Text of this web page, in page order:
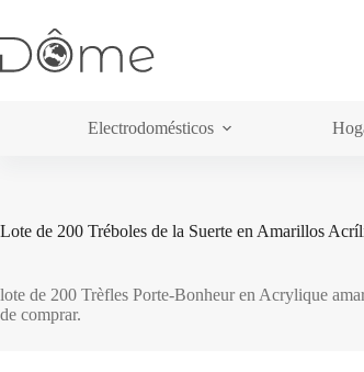
contenido
Electrodomésticos
Lote de 200 Tréboles de la Suerte en Amarillos
lote de 200 Trèfles Porte-Bonheur en Acrylique
de comprar.